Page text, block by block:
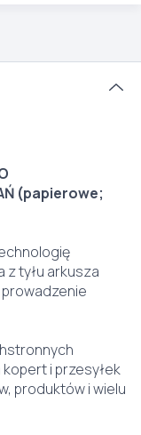
(papierowe;
z tyłu arkusza
i przesyłek
produktów i wielu